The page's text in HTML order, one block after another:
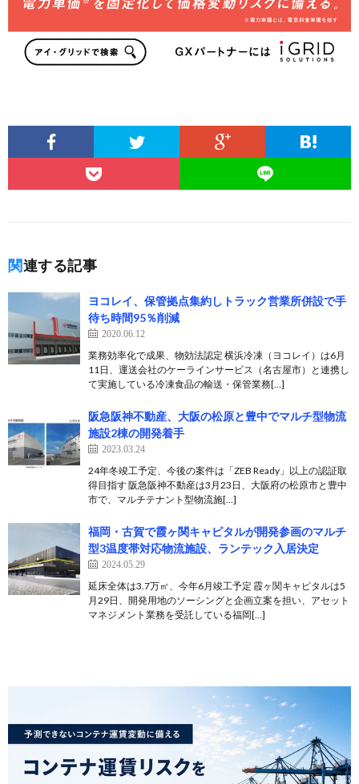
関連する記事
ヨコレイ、保管拠点集約しトラック営業所併設で手
待ち時間95％削減
2020.06.12
業務効率化で成果、物効法認定 横浜冷凍（ヨコレイ）は6月
11日、運送会社のケーラインサービス（名古屋市）と連携し
て実施している冷凍食品の輸送・保管業務[…]
阪急阪神不動産、大阪の松原と豊中でマルチ型物流
施設2棟の開発着手
2023.03.24
24年冬竣工予定、今後の案件は「ZEB Ready」以上の認証取
得目指す 阪急阪神不動産は3月23日、大阪府の松原市と豊中
市で、マルチテナント型物流施[…]
福岡・古賀で霞ヶ関キャピタルが開発参画のマルチ
型3温度帯対応物流施設、ランテック入居決定
2024.05.29
延床全体は3.7万㎡、今年6月竣工予定 霞ヶ関キャピタルは5
月29日、開発用地のソーシングと企画立案を担い、アセット
マネジメント業務を受託している福岡[…]